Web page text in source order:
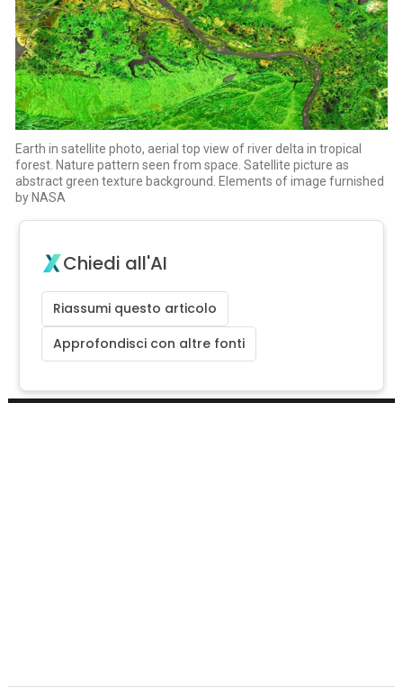
Earth in satellite photo, aerial top view of river delta in tropical
forest. Nature pattern seen from space. Satellite picture as
abstract green texture background. Elements of image furnished
by NASA
Chiedi all'AI
Riassumi questo articolo
Approfondisci con altre fonti